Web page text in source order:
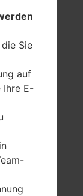
Sie
auf
Ihre E-